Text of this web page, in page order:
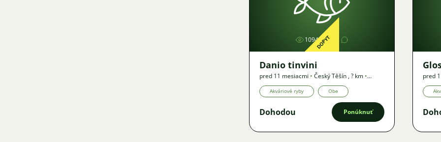
Obrázok
1094DOPYT
Danio tinvini
pred 11 mesiacmi • Český Těšín ,? km •
Dopyt
Akváriové ryby Obe
Dohodou Ponúknuť
pred